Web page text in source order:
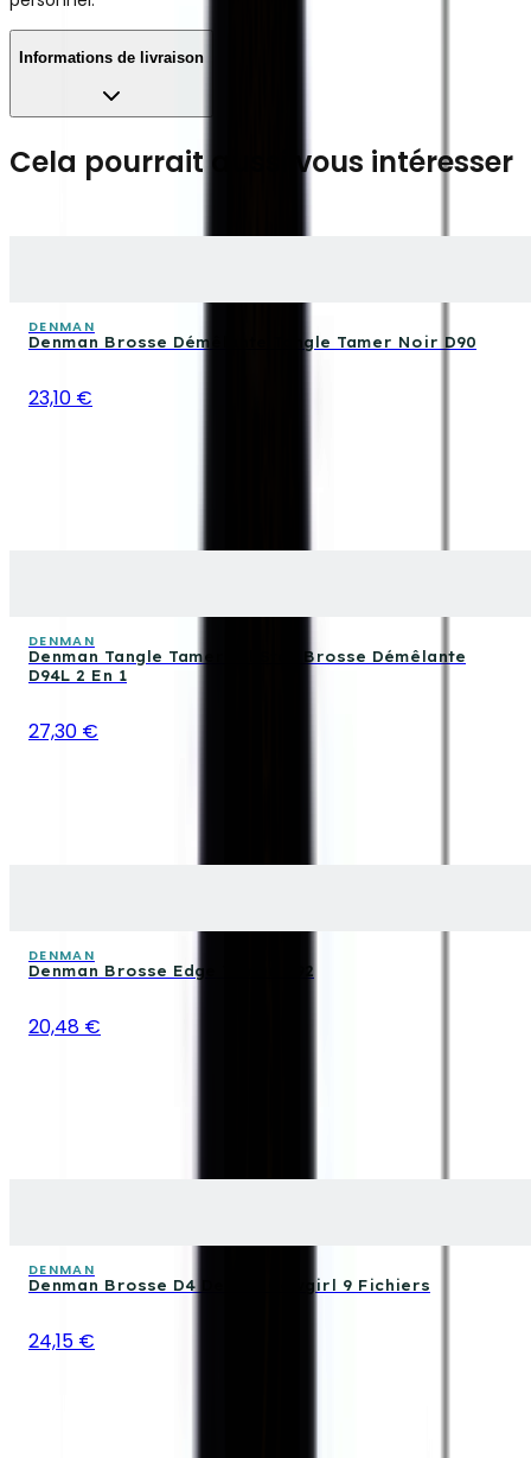
Informations de livraison
Cela pourrait aussi vous intéresser
DENMAN
Denman Brosse Démêlante Tangle Tamer Noir D90
23,10 €
DENMAN
Denman Tangle Tamer All Star Brosse Démêlante
D94L 2 En 1
27,30 €
DENMAN
Denman Brosse Edge Tamer D92
20,48 €
DENMAN
Denman Brosse D4 Deluxe Cowgirl 9 Fichiers
24,15 €